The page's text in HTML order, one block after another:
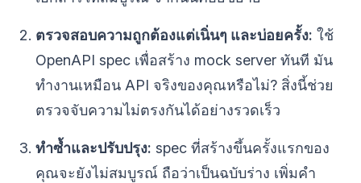
ตรวจสอบความถูกต้องแต่เนิ่นๆ และบ่อยครั้ง: ใช้
OpenAPI spec เพื่อสร้าง mock server ทันที มัน
ทำงานเหมือน API จริงของคุณหรือไม่? สิ่งนี้ช่วย
ตรวจจับความไม่ตรงกันได้อย่างรวดเร็ว
ทำซ้ำและปรับปรุง: spec ที่สร้างขึ้นครั้งแรกของ
คุณจะยังไม่สมบูรณ์ ถือว่าเป็นฉบับร่าง เพิ่มคำ